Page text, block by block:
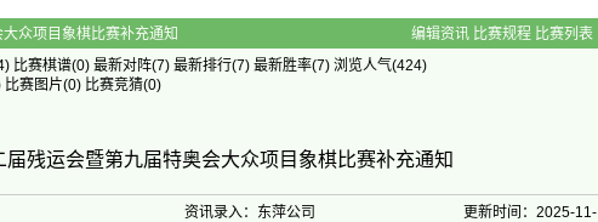
第九届特奥会大众项目象棋比赛补充通知 编辑资讯 比赛规程 比赛列表
比赛棋谱(0) 最新对阵(7) 最新排行(7) 最新胜率(7) 浏览人气(424)
比赛图片(0) 比赛竞猜(0)
届残运会暨第九届特奥会大众项目象棋比赛补充通知
资讯录入：东萍公司
更新时间：2025-11-